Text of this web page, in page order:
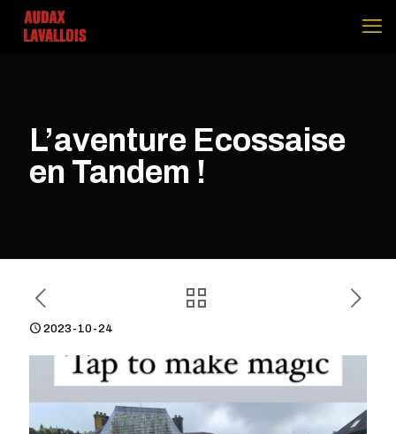
L’aventure Ecossaise
en Tandem !
2023-10-24